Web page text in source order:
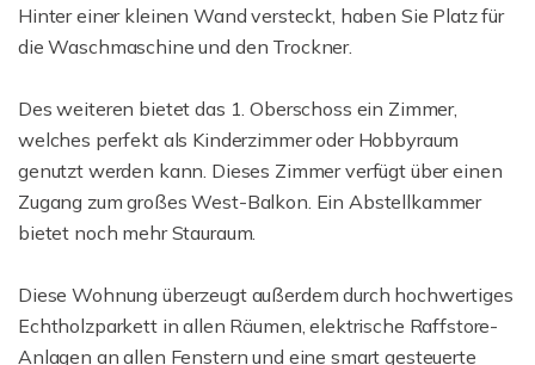
Hinter einer kleinen Wand versteckt, haben Sie Platz für
die Waschmaschine und den Trockner.
Des weiteren bietet das 1. Oberschoss ein Zimmer,
welches perfekt als Kinderzimmer oder Hobbyraum
genutzt werden kann. Dieses Zimmer verfügt über einen
Zugang zum großes West-Balkon. Ein Abstellkammer
bietet noch mehr Stauraum.
Diese Wohnung überzeugt außerdem durch hochwertiges
Echtholzparkett in allen Räumen, elektrische Raffstore-
Anlagen an allen Fenstern und eine smart gesteuerte